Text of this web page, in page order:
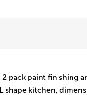
pack paint finishing
kitchen,